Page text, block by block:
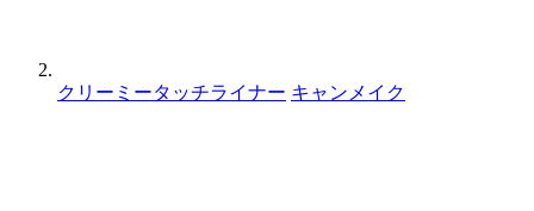
クリーミータッチライナー キャンメイク